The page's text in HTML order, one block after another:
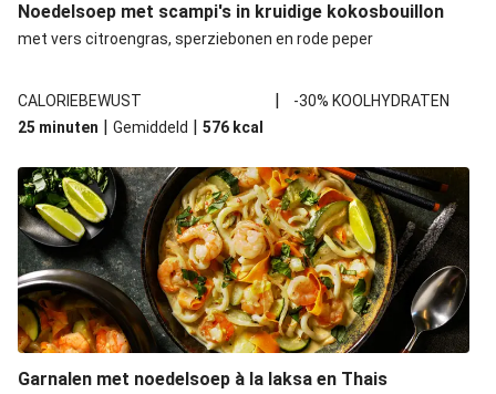
Noedelsoep met scampi's in kruidige kokosbouillon
met vers citroengras, sperziebonen en rode peper
CALORIEBEWUST |
-30% KOOLHYDRATEN
25 minuten | Gemiddeld | 576 kcal
Garnalen met noedelsoep à la laksa en Thais